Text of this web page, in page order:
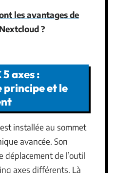
les avantages de
?
5 axes :
principe et le
installée au sommet
avancée. Son
déplacement de l’outil
axes différents. Là